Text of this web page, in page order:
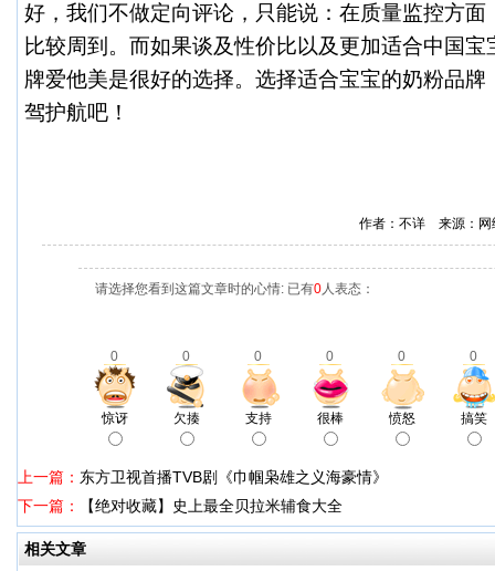
好，我们不做定向评论，只能说：在质量监控方面
比较周到。而如果谈及性价比以及更加适合中国
牌爱他美是很好的选择。选择适合宝宝的奶粉品
驾护航吧！
作者：不详 来源：
请选择您看到这篇文章时的心情: 已有0人表态：
0 0 0 0 0 0
惊讶 欠揍 支持 很棒 愤怒 搞笑
上一篇： 东方卫视首播TVB剧《巾帼枭雄之义海豪情》
下一篇：
【绝对收藏】史上最全贝拉米辅食大全
相关文章